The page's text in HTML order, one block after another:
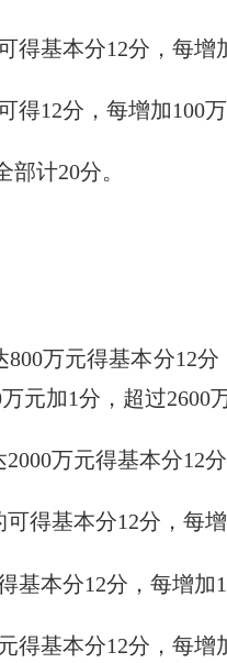
得基本分12分，每增
得12分，每增加100
部计20分。
800万元得基本分12分
万元加1分，超过2600
2000万元得基本分12
可得基本分12分，每
基本分12分，每增加
得基本分12分，每增